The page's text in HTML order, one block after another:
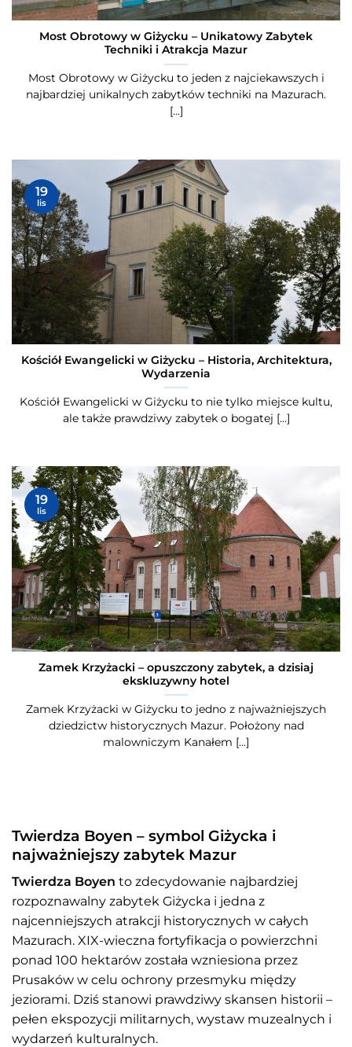
Most Obrotowy w Giżycku – Unikatowy Zabytek
Techniki i Atrakcja Mazur
Most Obrotowy w Giżycku to jeden z najciekawszych i
najbardziej unikalnych zabytków techniki na Mazurach.
[...]
Kościół Ewangelicki w Giżycku – Historia, Architektura,
Wydarzenia
Kościół Ewangelicki w Giżycku to nie tylko miejsce kultu,
ale także prawdziwy zabytek o bogatej [...]
19
lis
Zamek Krzyżacki – opuszczony zabytek, a dzisiaj
ekskluzywny hotel
Zamek Krzyżacki w Giżycku to jedno z najważniejszych
dziedzictw historycznych Mazur. Położony nad
malowniczym Kanałem [...]
19
lis
Twierdza Boyen – symbol Giżycka i
najważniejszy zabytek Mazur
Twierdza Boyen to zdecydowanie najbardziej
rozpoznawalny zabytek Giżycka i jedna z
najcenniejszych atrakcji historycznych w całych
Mazurach. XIX-wieczna fortyfikacja o powierzchni
ponad 100 hektarów została wzniesiona przez
Prusaków w celu ochrony przesmyku między
jeziorami. Dziś stanowi prawdziwy skansen historii –
pełen ekspozycji militarnych, wystaw muzealnych i
wydarzeń kulturalnych.